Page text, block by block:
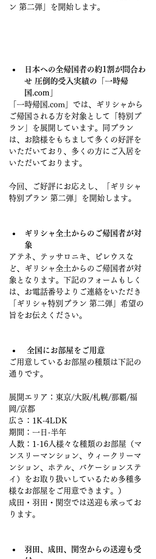
ン 第二弾」を開始します。
日本への全帰国者の約1割が問合わ
せ 圧倒的受入実績の「一時帰
国.com」
「一時帰国.com」では、ギリシャから
ご帰国される方を対象として「特別プ
ラン」を展開しています。同プラン
は、お陰様をもちまして多くの好評を
いただいており、多くの方にご入居を
いただいております。
今回、ご好評にお応えし、「ギリシャ
特別プラン 第二弾」を開始します。
ギリシャ全土からのご帰国者が対
象
アテネ、テッサロニキ、ピレウスな
ど、ギリシャ全土からのご帰国者が対
象となります。下記のフォームもしく
は、お電話番号よりご連絡をいただき
「ギリシャ特別プラン 第二弾」希望の
旨をお伝えください。
全国にお部屋をご用意
ご用意しているお部屋の種類は下記の
通りです。
展開エリア：東京/大阪/札幌/那覇/福
岡/京都
広さ：1K-4LDK
期間：一日-半年
人数：1-16人様々な種類のお部屋（マ
ンスリーマンション、ウィークリーマ
ンション、ホテル、バケーションステ
イ）をお取り扱いしているため多種多
様なお部屋をご用意できます。）
成田・羽田・関空では送迎も承ってお
ります。
羽田、成田、関空からの送迎も受